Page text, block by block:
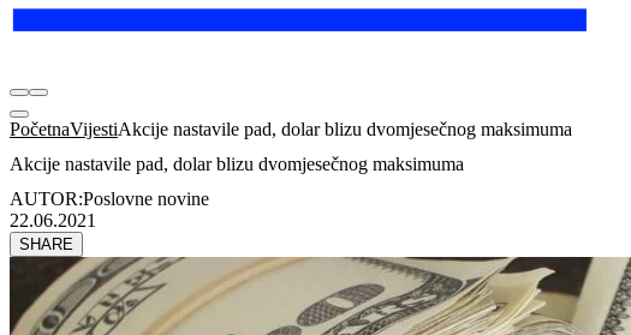
PočetnaVijestiAkcije nastavile pad, dolar blizu dvomjesečnog maksimuma
Akcije nastavile pad, dolar blizu dvomjesečnog maksimuma
AUTOR:Poslovne novine
22.06.2021
SHARE